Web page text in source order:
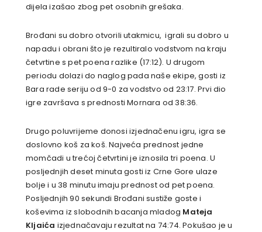
dijela izašao zbog pet osobnih grešaka.
Brođani su dobro otvorili utakmicu, igrali su dobro u
napadu i obrani što je rezultiralo vodstvom na kraju
četvrtine s pet poena razlike (17:12). U drugom
periodu dolazi do naglog pada naše ekipe, gosti iz
Bara rade seriju od 9-0 za vodstvo od 23:17. Prvi dio
igre završava s prednosti Mornara od 38:36.
Drugo poluvrijeme donosi izjednačenu igru, igra se
doslovno koš za koš. Najveća prednost jedne
momčadi u trećoj četvrtini je iznosila tri poena. U
posljednjih deset minuta gosti iz Crne Gore ulaze
bolje i u 38 minutu imaju prednost od pet poena.
Posljednjih 90 sekundi Brođani sustiže goste i
koševima iz slobodnih bacanja mladog Mateja
Kljaića izjednačavaju rezultat na 74:74. Pokušao je u